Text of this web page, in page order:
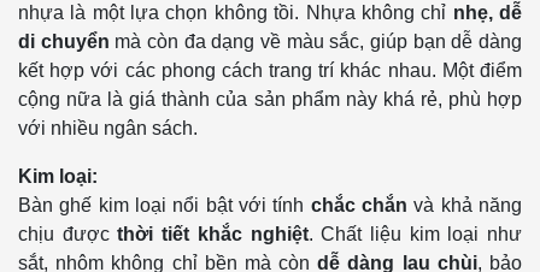
nhựa là một lựa chọn không tồi. Nhựa không chỉ nhẹ, dễ
di chuyển mà còn đa dạng về màu sắc, giúp bạn dễ dàng
kết hợp với các phong cách trang trí khác nhau. Một điểm
cộng nữa là giá thành của sản phẩm này khá rẻ, phù hợp
với nhiều ngân sách.
Kim loại:
Bàn ghế kim loại nổi bật với tính chắc chắn và khả năng
chịu đượcthời tiết khắc nghiệt. Chất liệu kim loại như
sắt, nhôm không chỉ bền mà còndễ dàng lau chùi, bảo